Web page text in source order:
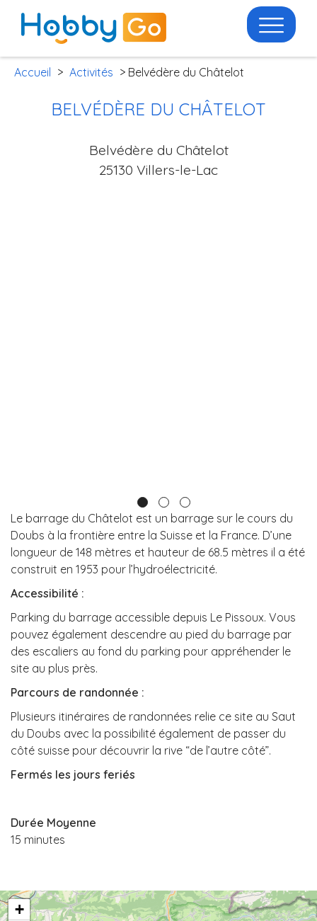
Accueil > Activités > Belvédère du Châtelot
BELVÉDÈRE DU CHÂTELOT
Belvédère du Châtelot
25130 Villers-le-Lac
Le barrage du Châtelot est un barrage sur le cours du
Doubs à la frontière entre la Suisse et la France. D’une
longueur de 148 mètres et hauteur de 68.5 mètres il a été
construit en 1953 pour l’hydroélectricité.
Accessibilité :
Parking du barrage accessible depuis Le Pissoux. Vous
pouvez également descendre au pied du barrage par
des escaliers au fond du parking pour appréhender le
site au plus près.
Parcours de randonnée :
Plusieurs itinéraires de randonnées relie ce site au Saut
du Doubs avec la possibilité également de passer du
côté suisse pour découvrir la rive “de l’autre côté”.
Fermés les jours feriés
Durée Moyenne
15 minutes
+